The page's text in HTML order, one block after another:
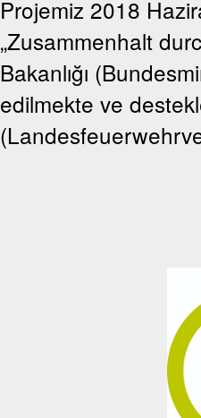
Projemiz 2018
„Zusammenhalt
Bakanlığı
edilmekte ve